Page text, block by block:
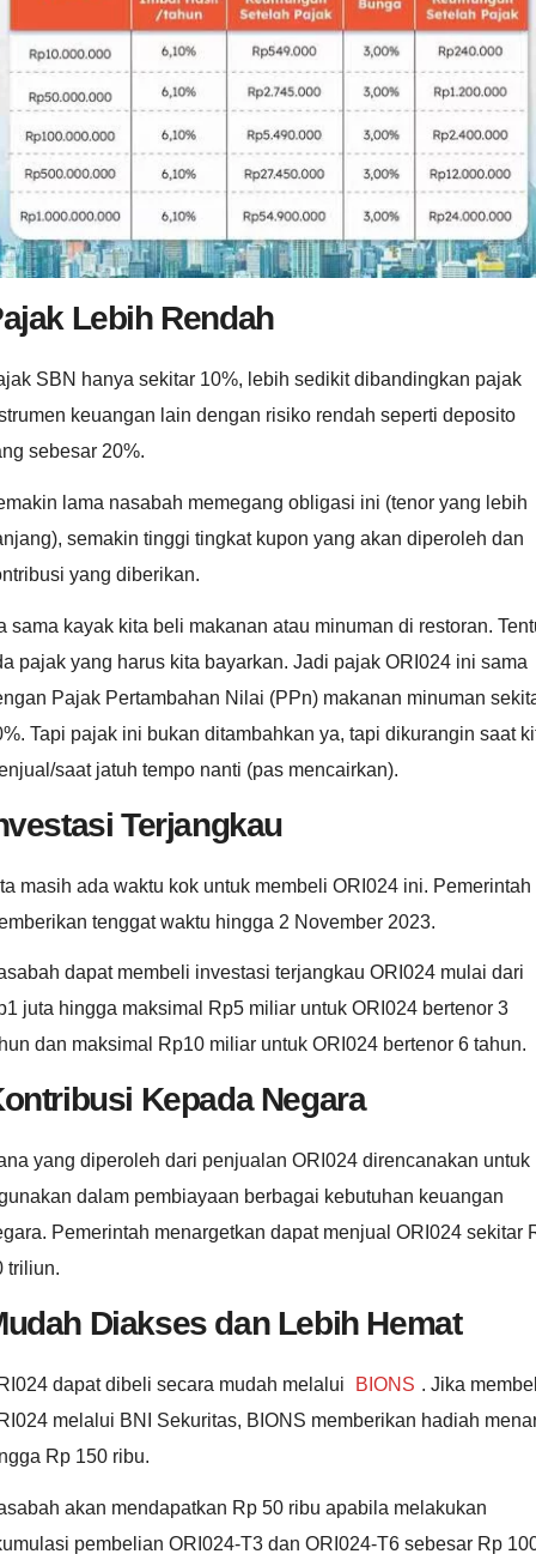
Lebih Rendah
SBN hanya sekitar 10%, lebih sedikit dibandingkan pajak
keuangan lain dengan risiko rendah seperti deposito
sebesar 20%.
lama nasabah memegang obligasi ini (tenor yang lebih
semakin tinggi tingkat kupon yang akan diperoleh dan
yang diberikan.
sama kayak kita beli makanan atau minuman di restoran.
pajak yang harus kita bayarkan. Jadi pajak ORI024 ini sama
Pajak Pertambahan Nilai (PPn) makanan minuman
Tapi pajak ini bukan ditambahkan ya, tapi dikurangin saat
saat jatuh tempo nanti (pas mencairkan).
Terjangkau
masih ada waktu kok untuk membeli ORI024 ini. Pemerintah
tenggat waktu hingga 2 November 2023.
dapat membeli investasi terjangkau ORI024 mulai dari
juta hingga maksimal Rp5 miliar untuk ORI024 bertenor 3
dan maksimal Rp10 miliar untuk ORI024 bertenor 6 tahun.
Kepada Negara
yang diperoleh dari penjualan ORI024 direncanakan untuk
dalam pembiayaan berbagai kebutuhan keuangan
Pemerintah menargetkan dapat menjual ORI024 sekitar
triliun.
Diakses dan Lebih Hemat
dapat dibeli secara mudah melalui BIONS . Jika
melalui BNI Sekuritas, BIONS memberikan hadiah
Rp 150 ribu.
akan mendapatkan Rp 50 ribu apabila melakukan
pembelian ORI024-T3 dan ORI024-T6 sebesar Rp